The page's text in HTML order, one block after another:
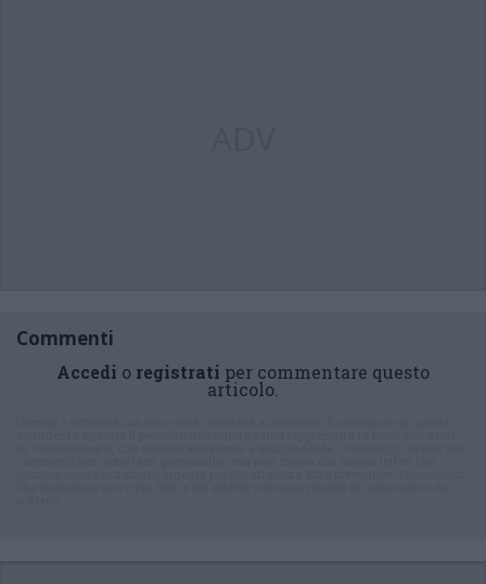
Commenti
Accedi o registrati per commentare questo
articolo.